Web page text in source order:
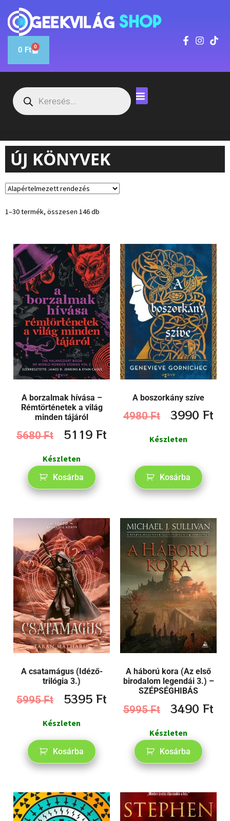
0 Ft 0
ÚJ KÖNYVEK
1–30 termék, összesen 146 db
A borzalmak hívása –
Rémtörténetek a világ
minden tájáról
5680Ft 5119 Ft
Készleten
Kosárba
A boszorkány szíve
4980Ft 3990 Ft
Készleten
Kosárba
A csatamágus (Idéző-
trilógia 3.)
5995Ft 5395 Ft
Készleten
Kosárba
A háború kora (Az első
birodalom legendái 3.) –
SZÉPSÉGHIBÁS
5995Ft 3490 Ft
Készleten
Kosárba